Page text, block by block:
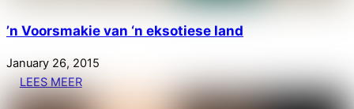
’n Voorsmakie van ‘n eksotiese land
January 26, 2015
LEES MEER